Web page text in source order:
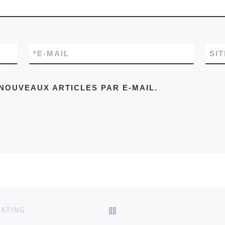
E-MAIL
*
ARTICLES PAR E-MAIL.